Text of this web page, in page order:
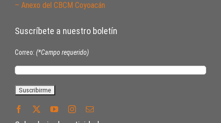
– Anexo del CBCM Coyoacán
Suscríbete a nuestro boletín
Correo: (*Campo requerido)